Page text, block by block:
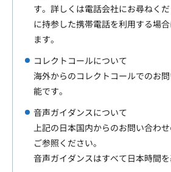
す。詳しくは電話会社にお尋ねく
に持参した携帯電話を利用する場
ます。
コレクトコールについて
海外からのコレクトコールでのお
能です。
音声ガイダンスについて
上記の日本国内からのお問い合わ
ご参照ください。
音声ガイダンスはすべて日本時間を